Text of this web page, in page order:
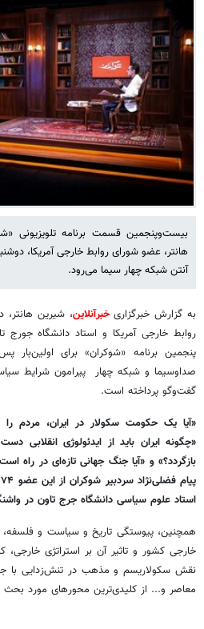
بیست‌وپنجمین قسمت برنامه تلویزیونی
آنتن شبکه چهار سیما می‌رود.
به گزارش خبرگزاریخبرآنلاین، شیرین
روابط خارجی آمریکا و استاد دانشگاه
پنجمین برنامه «شوکران» برای اولین‌بار
صداوسیما و شبکه چهار پیرامون شرایط
گفت‌وگو پرداخته است.
«آیا یک حکومت سکولار در ایران، مردم
«چگونه ایران باید از ایدئولوژی انقلابی
بازگردد؟» و «آیا جنگ جهانی تازه‌ای در راه
استاد علوم سیاسی دانشگاه جرج تاون در
همچنین، پیوستگی تاریخ و سیاست و فلسفه،
خارجی کشور و تاثیر آن بر استراتژی خارجی،
نقش سکولاریسم و مذهب در تنش‌زدایی با
معاصر و... از کلیدی‌ترین محورهای مورد بحث